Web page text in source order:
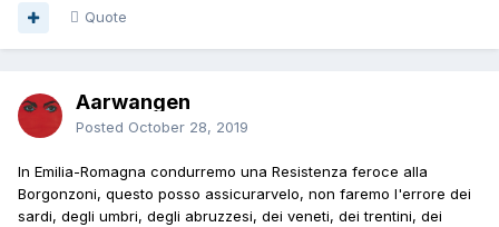
Quote
Aarwangen
Posted October 28, 2019
In Emilia-Romagna condurremo una Resistenza feroce alla
Borgonzoni, questo posso assicurarvelo, non faremo l'errore dei
sardi, degli umbri, degli abruzzesi, dei veneti, dei trentini, dei